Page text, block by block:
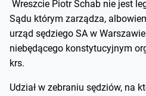
Wreszcie Piotr Schab nie jest
Sądu którym zarządza,
urząd sędziego SA w
niebędącego konstytucyjnym
krs.
Udział w zebraniu sędziów, na